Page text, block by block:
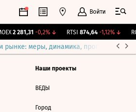
Войти
2 281,31 -0,2%↓ RTSI 874,64 -1,12%↓
рынке: меры, динамика, прогнозы
Наши проекты
ВЕДЫ
Город